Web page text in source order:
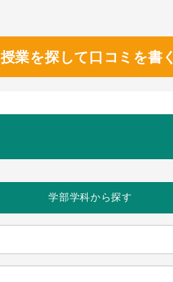
授業を探して口コミを書く
学部学科から探す